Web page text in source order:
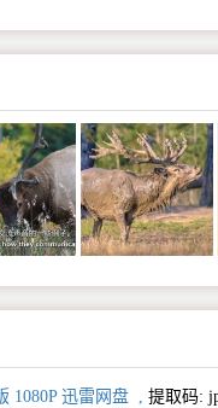
1080P 迅雷网盘 , 提取码: